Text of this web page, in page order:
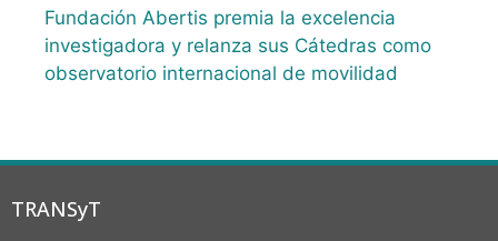
Fundación Abertis premia la excelencia
investigadora y relanza sus Cátedras como
observatorio internacional de movilidad
TRANSyT